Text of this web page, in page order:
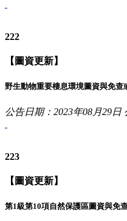
222
【圖資更新】
野生動物重要棲息環境圖資與免查
公告日期：2023年08月29日
223
【圖資更新】
第1級第10項自然保護區圖資與免